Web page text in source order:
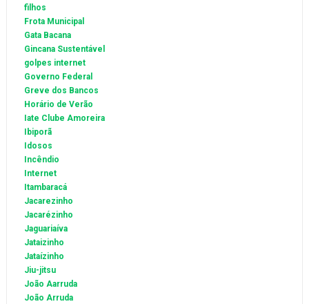
filhos
Frota Municipal
Gata Bacana
Gincana Sustentável
golpes internet
Governo Federal
Greve dos Bancos
Horário de Verão
Iate Clube Amoreira
Ibiporã
Idosos
Incêndio
Internet
Itambaracá
Jacarezinho
Jacarézinho
Jaguariaíva
Jataizinho
Jataízinho
Jiu-jitsu
João Aarruda
João Arruda